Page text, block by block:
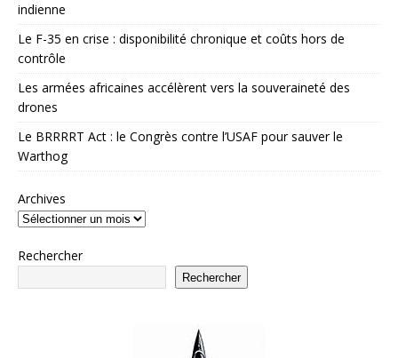
indienne
Le F-35 en crise : disponibilité chronique et coûts hors de
contrôle
Les armées africaines accélèrent vers la souveraineté des
drones
Le BRRRRT Act : le Congrès contre l’USAF pour sauver le
Warthog
Archives
Rechercher
Rechercher